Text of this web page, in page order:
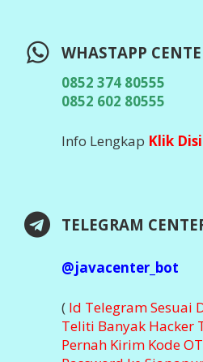
WHASTAPP
0852 374 80555
0852 602 80555
Info Lengkap Klik
TELEGRAM
@javacenter_bot
( Id Telegram Sesuai
Teliti Banyak Hacker
Pernah Kirim Kode